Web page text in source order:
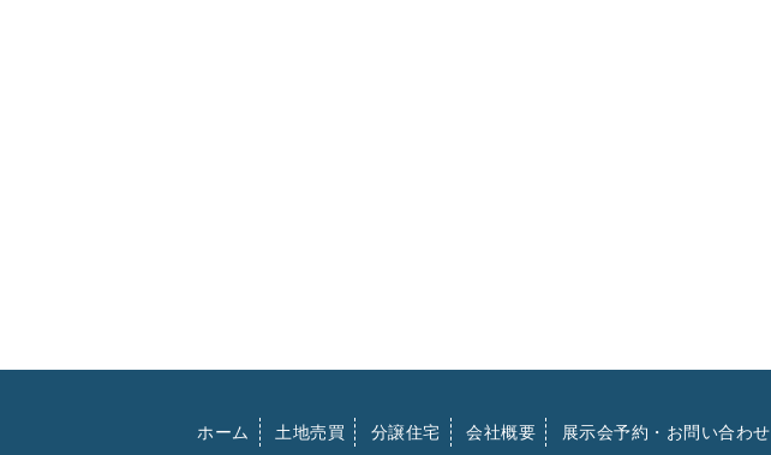
ホーム 土地売買 分譲住宅 会社概要 展示会予約・お問い合わせ